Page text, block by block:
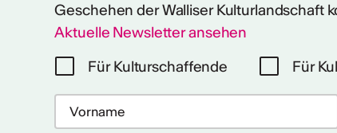
Geschehen der Walliser Kulturlandschaft
Aktuelle Newsletter ansehen
Für Kulturschaffende
Für